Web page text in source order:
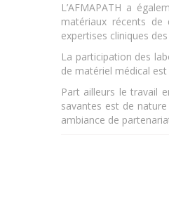
L’AFMAPATH a
matériaux récents
expertises cliniques
La participation des
de matériel médical
Part ailleurs le travail
savantes est de
ambiance de